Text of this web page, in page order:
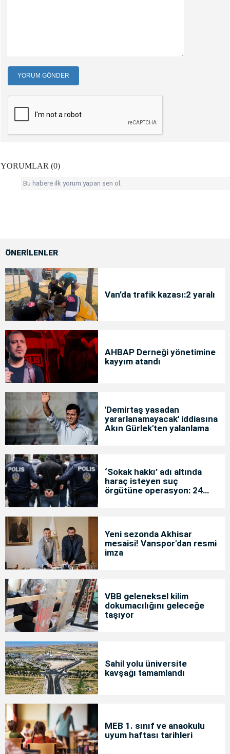
YORUM GÖNDER
YORUMLAR (0)
Bu habere ilk yorum yapan sen ol.
ÖNERİLENLER
Van’da trafik kazası:2 yaralı
AHBAP Derneği yönetimine
kayyım atandı
'Demirtaş yasadan
yararlanamayacak' iddiasına
Akın Gürlek'ten yalanlama
‘Sokak hakkı’ adı altında
haraç isteyen suç
örgütüne operasyon: 24
Yeni sezonda Akhisar
mesaisi! Vanspor'dan resmi
imza
VBB geleneksel kilim
dokumacılığını geleceğe
taşıyor
Sahil yolu üniversite
kavşağı tamamlandı
MEB 1. sınıf ve anaokulu
uyum haftası tarihleri